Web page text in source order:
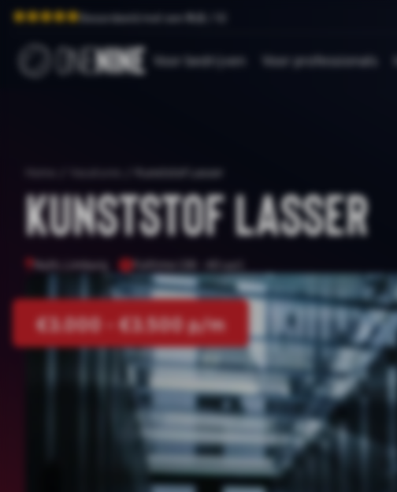
Beoordeeld met een 9.0
Voor bedrijven Voor professionals
Kunststof Lasser
Kunststof Lasser
Nuth, Limburg Fulltime (38 - 40 uur)
€3.000 - €3.500 p/m